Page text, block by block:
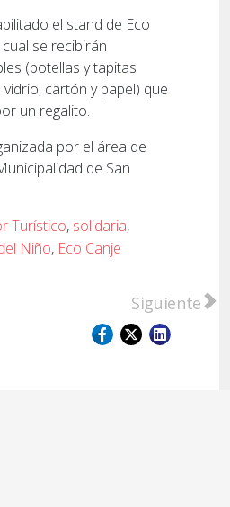
el stand de Eco
se recibirán
(botellas y tapitas
vidrio, cartón y papel) que
un regalito.
por el área de
de San
Turístico, solidaria,
Niño, Eco Canje
Avanzan las obras de
Artículo
Siguiente